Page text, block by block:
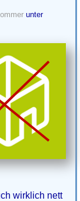
unter
wirklich nett